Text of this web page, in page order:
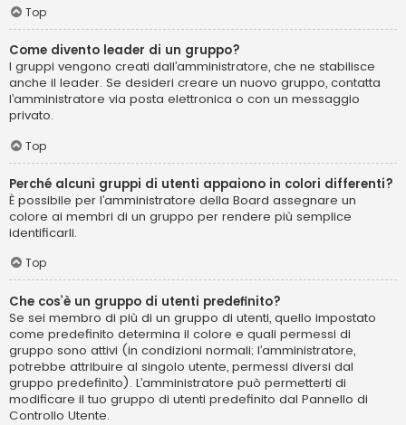
Top
Come divento leader di un gruppo?
I gruppi vengono creati dall’amministratore, che ne stabilisce
anche il leader. Se desideri creare un nuovo gruppo, contatta
l’amministratore via posta elettronica o con un messaggio
privato.
Top
Perché alcuni gruppi di utenti appaiono in colori differenti?
È possibile per l’amministratore della Board assegnare un
colore ai membri di un gruppo per rendere più semplice
identificarli.
Top
Che cos’è un gruppo di utenti predefinito?
Se sei membro di più di un gruppo di utenti, quello impostato
come predefinito determina il colore e quali permessi di
gruppo sono attivi (in condizioni normali; l’amministratore,
potrebbe attribuire al singolo utente, permessi diversi dal
gruppo predefinito). L’amministratore può permetterti di
modificare il tuo gruppo di utenti predefinito dal Pannello di
Controllo Utente.